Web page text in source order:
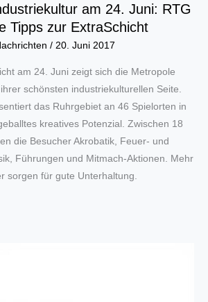
am 24. Juni: RTG
Tipps zur ExtraSchicht
/ 20. Juni 2017
am 24. Juni zeigt sich die Metropole
schönsten industriekulturellen Seite.
das Ruhrgebiet an 46 Spielorten in
kreatives Potenzial. Zwischen 18
die Besucher Akrobatik, Feuer- und
Führungen und Mitmach-Aktionen. Mehr
sorgen für gute Unterhaltung.